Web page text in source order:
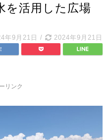
を活用した広場
年9月21日 / 2024年9月21日
リンク